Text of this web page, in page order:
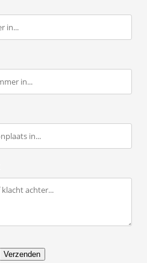
Verzenden